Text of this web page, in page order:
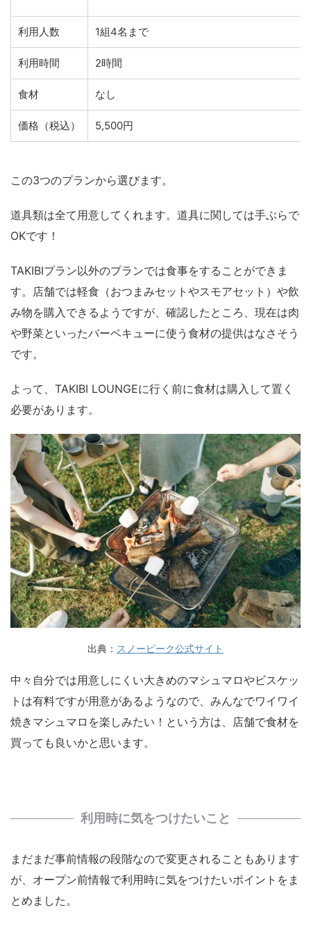
利用人数 1組4名まで
利用時間 2時間
食材 なし
価格（税込） 5,500円
この3つのプランから選びます。
道具類は全て用意してくれます。道具に関しては手ぶらで
OKです！
TAKIBIプラン以外のプランでは食事をすることができま
す。店舗では軽食（おつまみセットやスモアセット）や飲
み物を購入できるようですが、確認したところ、現在は肉
や野菜といったバーベキューに使う食材の提供はなさそう
です。
よって、TAKIBI LOUNGEに行く前に食材は購入して置く
必要があります。
出典： スノーピーク公式サイト
中々自分では用意しにくい大きめのマシュマロやビスケッ
トは有料ですが用意があるようなので、みんなでワイワイ
焼きマシュマロを楽しみたい！という方は、店舗で食材を
買っても良いかと思います。
利用時に気をつけたいこと
まだまだ事前情報の段階なので変更されることもあります
が、オープン前情報で利用時に気をつけたいポイントをま
とめました。